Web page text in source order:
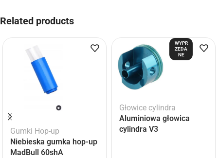
Related products
Gumki Hop-up
Niebieska gumka hop-up
MadBull 60shA
WYPR
ZEDA
NE
Głowice cylindra
Aluminiowa głowica
cylindra V3